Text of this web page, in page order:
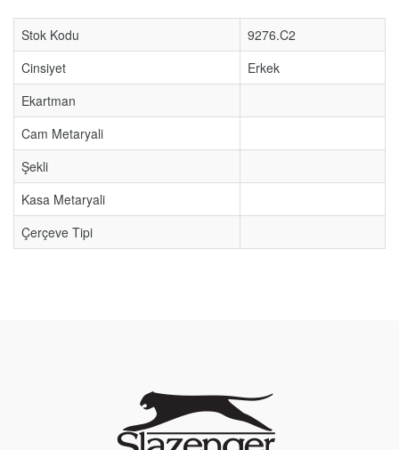
Stok Kodu
9276.C2
Cinsiyet
Erkek
Ekartman
Cam Metaryali
Şekli
Kasa Metaryali
Çerçeve Tipi